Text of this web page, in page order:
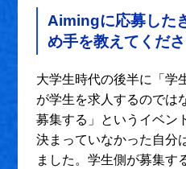
Aimingに応募した
め手を教えてくだ
大学生時代の後半に「学
が学生を求人するのでは
募集する」というイベン
決まっていなかった自分
ました。学生側が募集す